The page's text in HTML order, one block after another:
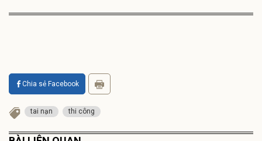
Chia sẻ Facebook
tai nạn thi công